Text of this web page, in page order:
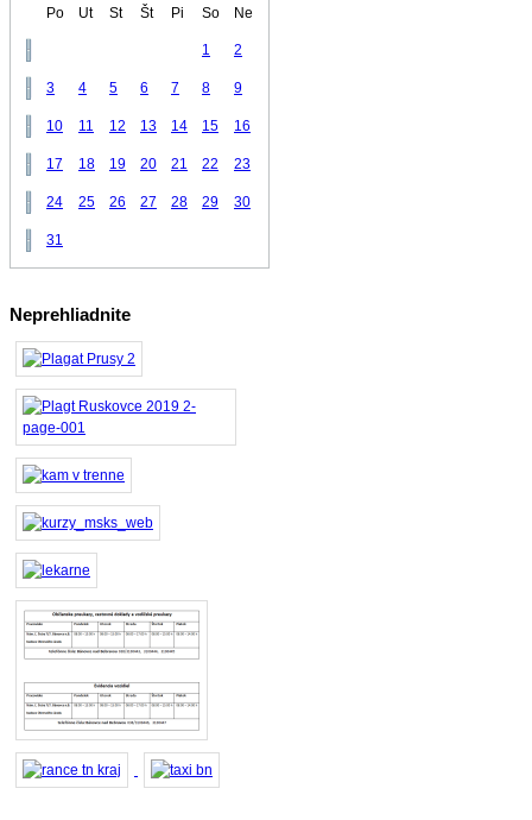
Po Ut St Št Pi So Ne
1 2
3 4 5 6 7 8 9
10 11 12 13 14 15 16
17 18 19 20 21 22 23
24 25 26 27 28 29 30
31
Neprehliadnite